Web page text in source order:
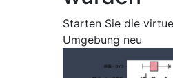
Starten Sie die
Umgebung neu